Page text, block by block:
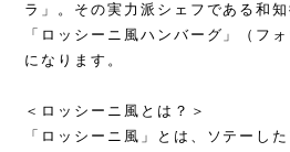
ラ」。その実力派シェフである和
「ロッシーニ風ハンバーグ」（フ
になります。
＜ロッシーニ風とは？＞
「ロッシーニ風」とは、ソテーし